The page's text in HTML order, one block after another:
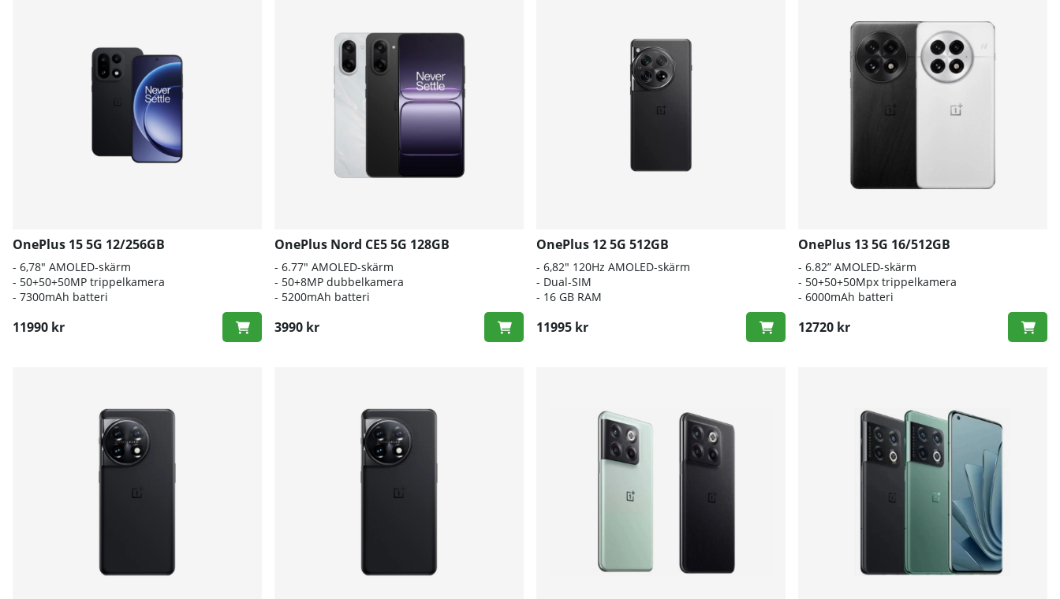
OnePlus 15 5G 12/256GB
- 6,78" AMOLED-skärm
- 50+50+50MP trippelkamera
- 7300mAh batteri
11990 kr
OnePlus Nord CE5 5G 128GB
- 6.77" AMOLED-skärm
- 50+8MP dubbelkamera
- 5200mAh batteri
3990 kr
OnePlus 12 5G 512GB
- 6,82" 120Hz AMOLED-skärm
- Dual-SIM
- 16 GB RAM
11995 kr
OnePlus 13 5G 16/512GB
- 6.82” AMOLED-skärm
- 50+50+50Mpx trippelkamera
- 6000mAh batteri
12720 kr